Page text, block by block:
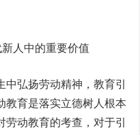
人中的重要价值
弘扬劳动精神，教育引
教育是落实立德树人根本
动教育的考查，对于引